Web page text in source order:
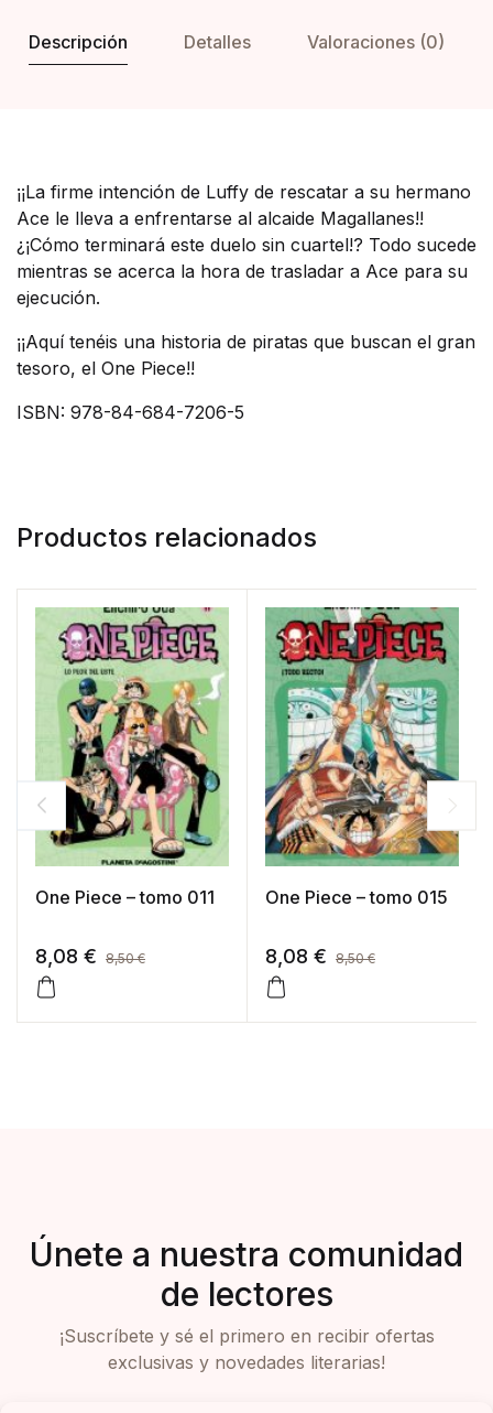
Descripción Detalles Valoraciones (0)
¡¡La firme intención de Luffy de rescatar a su hermano
Ace le lleva a enfrentarse al alcaide Magallanes!!
¿¡Cómo terminará este duelo sin cuartel!? Todo sucede
mientras se acerca la hora de trasladar a Ace para su
ejecución.
¡¡Aquí tenéis una historia de piratas que buscan el gran
tesoro, el One Piece!!
ISBN: 978-84-684-7206-5
Productos relacionados
One Piece – tomo 011
8,08 € 8,50€
One Piece – tomo 015
8,08 € 8,50€
Únete a nuestra comunidad
de lectores
¡Suscríbete y sé el primero en recibir ofertas
exclusivas y novedades literarias!